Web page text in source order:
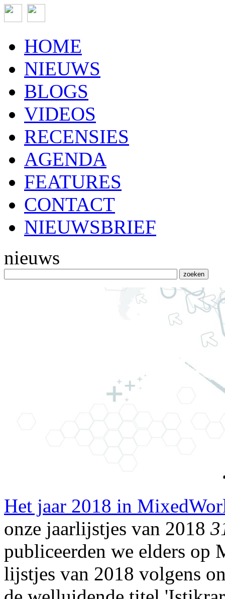
HOME
NIEUWS
BLOGS
VIDEOS
RECENSIES
AGENDA
FEATURES
CONTACT
NIEUWSBRIEF
nieuws
Het jaar 2018 in
onze jaarlijstjes van 2018
publiceerden we elders op
lijstjes van 2018 volgens